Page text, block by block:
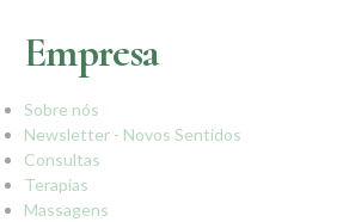
Empresa
Sobre nós
Newsletter - Novos Sentidos
Consultas
Terapias
Massagens